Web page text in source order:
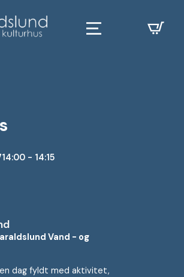
14:00 - 14:15
Vand - og
dag fyldt med aktivitet,